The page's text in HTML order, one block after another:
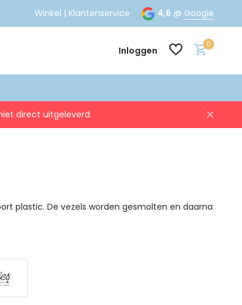
Voor 16:00 besteld,dezelfde dag verstuurd
Winkel |‎ Klantenservice 4,6 @ Google
Inloggen
0
direct uitgeleverd.
plastic. De vezels worden gesmolten en daarna